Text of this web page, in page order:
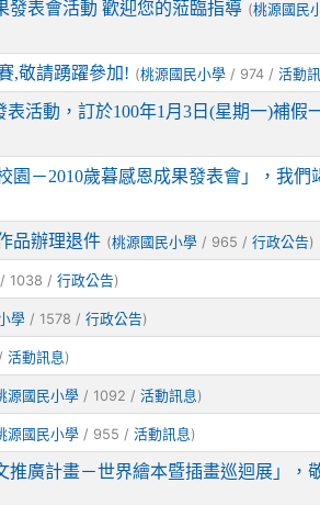
發表會活動 歡迎您的蒞臨指導 (桃源國民
,敬請踴躍參加! (桃源國民小學 / 974 / 活動
活動，訂於100年1月3日(星期一)補假
園－2010歲暮感恩成果發表會」，我們
品辦理退件 (桃源國民小學 / 965 / 行政公告)
/ 1038 / 行政公告)
學 / 1578 / 行政公告)
活動訊息 )
源國民小學 / 1092 / 活動訊息 )
源國民小學 / 955 / 活動訊息 )
廣計畫－世界繪本暨插畫巡迴展」，